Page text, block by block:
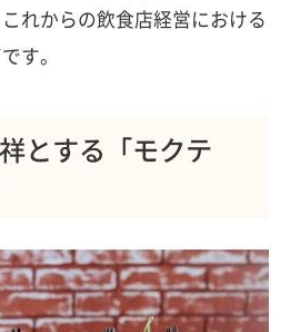
れからの飲食店経営における
す。
とする「モクテ